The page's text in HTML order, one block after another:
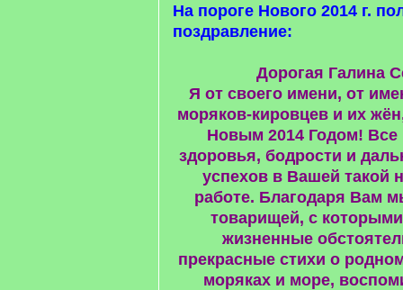
На пороге Нового 2014 г.
поздравление:
Дорогая Галина
Я от своего имени, от
моряков-кировцев и их
Новым 2014 Годом!
здоровья, бодрости и
успехов в Вашей такой
работе. Благодаря Вам
товарищей, с
жизненные
прекрасные стихи о
моряках и море,